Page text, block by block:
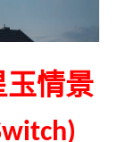
玉情景